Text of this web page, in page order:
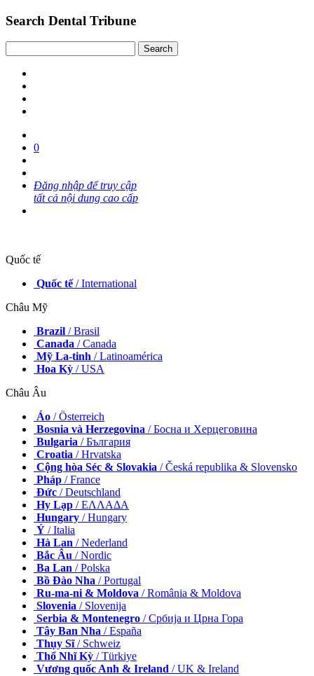
Search Dental Tribune
0
Đăng nhập để truy cập
tất cả nội dung cao cấp
Quốc tế
Quốc tế/ International
Châu Mỹ
Brazil / Brasil
Canada / Canada
Mỹ La-tinh / Latinoamérica
Hoa Kỳ / USA
Châu Âu
Áo / Österreich
Bosnia và Herzegovina / Босна и Херцеговина
Bulgaria / България
Croatia / Hrvatska
Cộng hòa Séc & Slovakia / Česká republika & Slovensko
Pháp / France
Đức / Deutschland
Hy Lạp / ΕΛΛΑΔΑ
Hungary / Hungary
Ý / Italia
Hà Lan / Nederland
Bắc Âu / Nordic
Ba Lan / Polska
Bồ Đào Nha / Portugal
Ru-ma-ni & Moldova / România & Moldova
Slovenia / Slovenija
Serbia & Montenegro / Србија и Црна Гора
Tây Ban Nha / España
Thụy Sĩ/ Schweiz
Thổ Nhĩ Kỳ / Türkiye
Vương quốc Anh & Ireland / UK & Ireland